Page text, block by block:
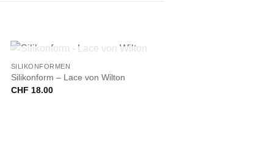
+
NICHT VORRÄTIG
SILIKONFORMEN
Silikonform – Lace von Wilton
CHF 18.00